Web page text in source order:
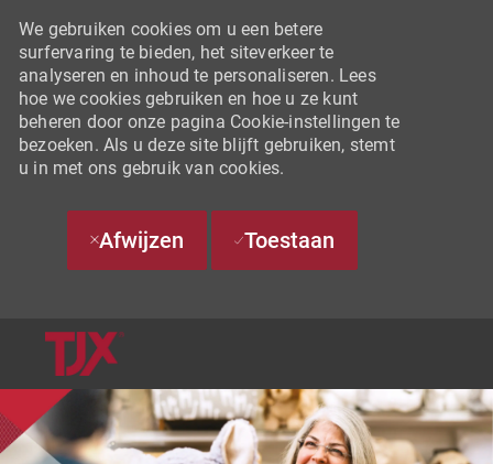
We gebruiken cookies om u een betere
surfervaring te bieden, het siteverkeer te
analyseren en inhoud te personaliseren. Lees
hoe we cookies gebruiken en hoe u ze kunt
beheren door onze pagina Cookie-instellingen te
bezoeken. Als u deze site blijft gebruiken, stemt
u in met ons gebruik van cookies.
Afwijzen Toestaan